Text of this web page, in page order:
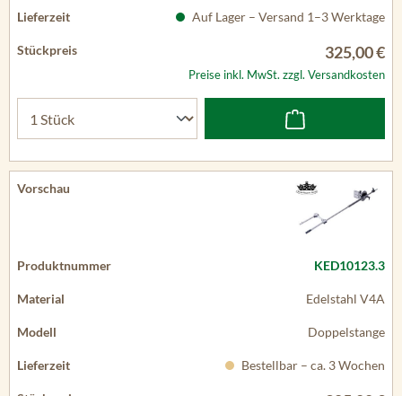
Auf Lager – Versand 1–3 Werktage
325,00 €
Preise inkl. MwSt. zzgl. Versandkosten
KED10123.3
Edelstahl V4A
Doppelstange
Bestellbar – ca. 3 Wochen